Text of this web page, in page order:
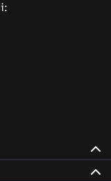
browser tab
in a new